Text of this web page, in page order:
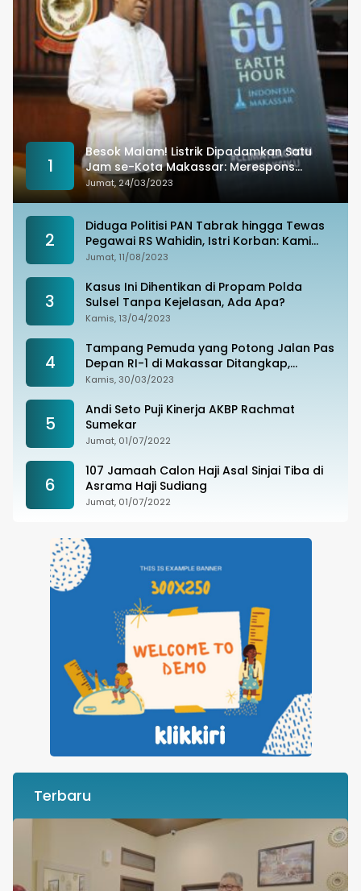
1
Besok Malam! Listrik Dipadamkan Satu
Jam se-Kota Makassar: Merespons
Perubahan Iklim
Jumat, 24/03/2023
2
Diduga Politisi PAN Tabrak hingga Tewas
Pegawai RS Wahidin, Istri Korban: Kami
Tak Terima
Jumat, 11/08/2023
3
Kasus Ini Dihentikan di Propam Polda
Sulsel Tanpa Kejelasan, Ada Apa?
Kamis, 13/04/2023
4
Tampang Pemuda yang Potong Jalan Pas
Depan RI-1 di Makassar Ditangkap,
Ternyata Joki Balapan Liar
Kamis, 30/03/2023
5
Andi Seto Puji Kinerja AKBP Rachmat
Sumekar
Jumat, 01/07/2022
6
107 Jamaah Calon Haji Asal Sinjai Tiba di
Asrama Haji Sudiang
Jumat, 01/07/2022
Terbaru